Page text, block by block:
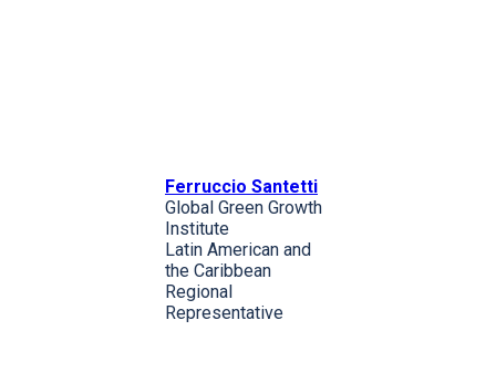
Ferruccio Santetti
Global Green Growth
Institute
Latin American and
the Caribbean
Regional
Representative